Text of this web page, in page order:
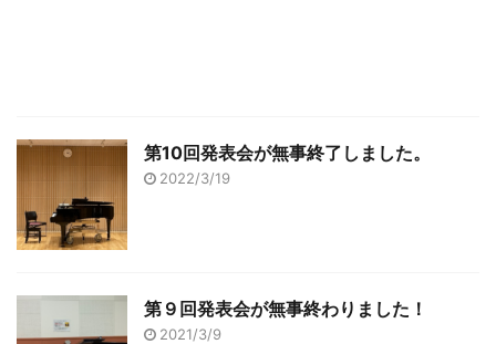
第10回発表会が無事終了しました。
2022/3/19
第９回発表会が無事終わりました！
2021/3/9